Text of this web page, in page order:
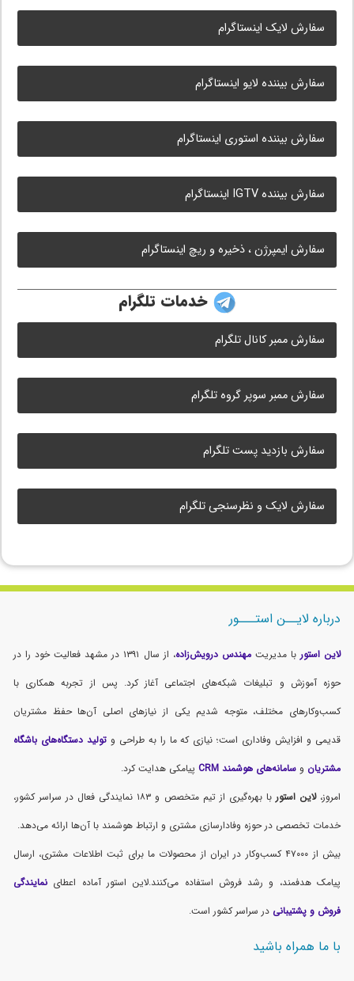
سفارش لایک اینستاگرام
سفارش بیننده لایو اینستاگرام
سفارش بیننده استوری اینستاگرام
سفارش بیننده IGTV اینستاگرام
سفارش ایمپرژن ، ذخیره و ریچ اینستاگرام
خدمات تلگرام
سفارش ممبر کانال تلگرام
سفارش ممبر سوپر گروه تلگرام
سفارش بازدید پست تلگرام
سفارش لایک و نظرسنجی تلگرام